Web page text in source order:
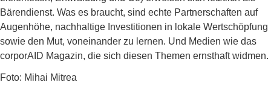
Bärendienst. Was es braucht, sind echte Partnerschaften auf
Augenhöhe, nachhaltige Investitionen in lokale Wertschöpfung
sowie den Mut, voneinander zu lernen. Und Medien wie das
corporAID Magazin, die sich diesen Themen ernsthaft widmen.
Foto: Mihai Mitrea